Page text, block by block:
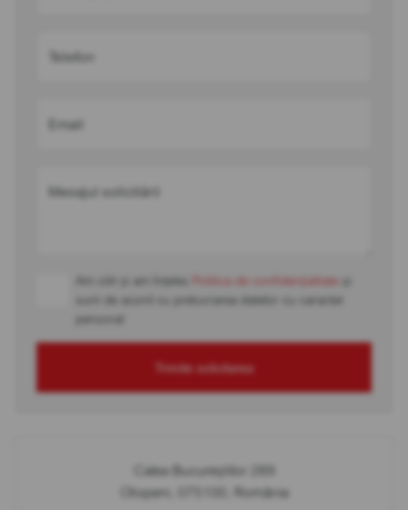
Telefon
Email
Mesajul solicitării
Am citit și am înțeles Politica de confidențialitate
sunt de acord cu prelucrarea datelor cu caracter
personal
Trimite solicitarea
Calea Bucureștilor 289
Otopeni, 075100, România